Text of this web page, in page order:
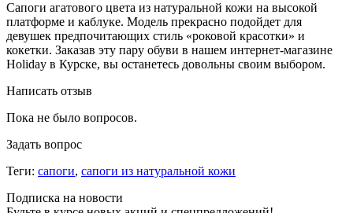
Сапоги агатового цвета из натуральной кожи на высокой
платформе и каблуке. Модель прекрасно подойдет для
девушек предпочитающих стиль «роковой красотки» и
кокетки. Заказав эту пару обуви в нашем интернет-магазине
Holiday в Курске, вы останетесь довольны своим выбором.
Написать отзыв
Пока не было вопросов.
Задать вопрос
Теги: сапоги, сапоги из натуральной кожи
Подписка на новости